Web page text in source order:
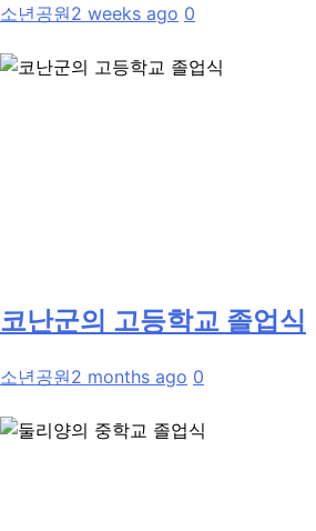
소년공원2 weeks ago 0
코난군의 고등학교 졸업식
소년공원2 months ago 0